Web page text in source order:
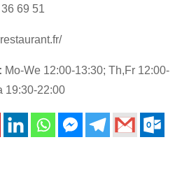
69 51
Mo-We 12:00-13:30; Th,Fr 12:00-
19:30-22:00